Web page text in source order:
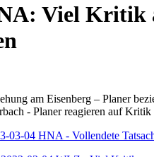
Viel Kritik
am Eisenberg – Planer
- Planer reagieren auf Kritik
03-04 HNA - Vollendete